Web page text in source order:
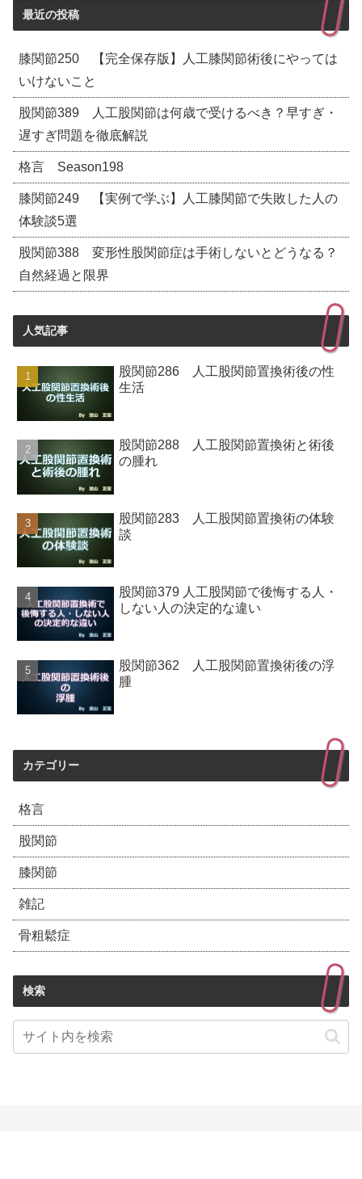
最近の投稿
膝関節250 【完全保存版】人工膝関節術後にやっては
いけないこと
股関節389 人工股関節は何歳で受けるべき？早すぎ・
遅すぎ問題を徹底解説
格言 Season198
膝関節249 【実例で学ぶ】人工膝関節で失敗した人の
体験談5選
股関節388 変形性股関節症は手術しないとどうなる？
自然経過と限界
人気記事
股関節286 人工股関節置換術後の性
生活
股関節288 人工股関節置換術と術後
の腫れ
股関節283 人工股関節置換術の体験
談
股関節379 人工股関節で後悔する人・
しない人の決定的な違い
股関節362 人工股関節置換術後の浮
腫
カテゴリー
格言
股関節
膝関節
雑記
骨粗鬆症
検索